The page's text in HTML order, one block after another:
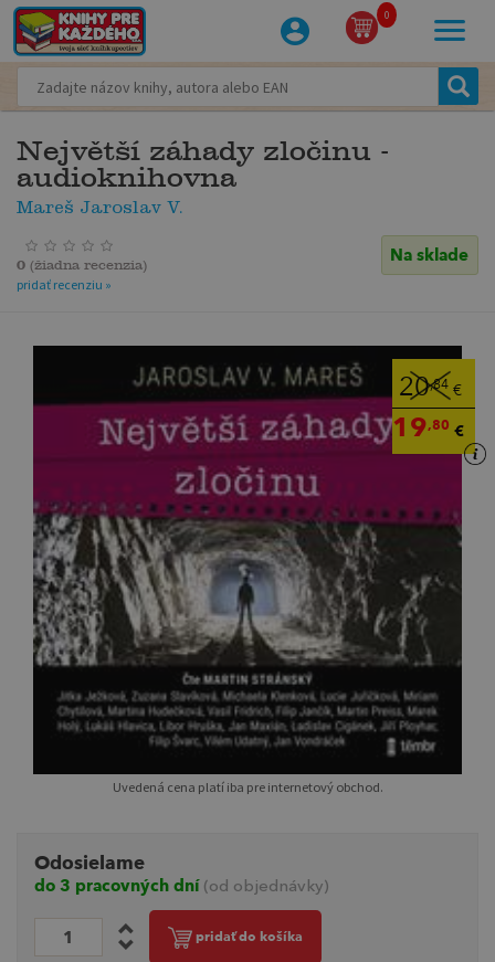
0
Největší záhady zločinu -
audioknihovna
Mareš Jaroslav V.
Na sklade
0 (žiadna recenzia)
pridať recenziu »
20,84 €
19,80 €
Uvedená cena platí iba pre internetový obchod.
Odosielame
do 3 pracovných dní (od objednávky)
pridať do košíka